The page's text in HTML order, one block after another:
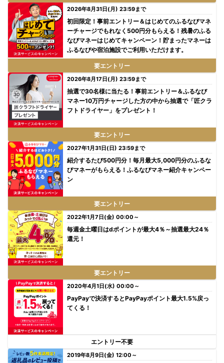
2026年8月31日(月) 23:59まで
初回限定！事前エントリー＆はじめてのふるなびマネ
ーチャージでもれなく500円分もらえる！残暑のふる
なびマネーはじめてキャンペーン！貯まったマネーは
ふるなびや宿泊施設でご利用いただけます。
要エントリー
2026年8月17日(月) 23:59まで
抽選で30名様に当たる！事前エントリー＆ふるなび
マネー10万円チャージした方の中から抽選で「匠クラ
フトドライヤー」をプレゼント！
要エントリー
2027年1月31日(日) 23:59まで
紹介するたび500円分！毎月最大5,000円分のふるな
びマネーがもらえる！ふるなびマネー紹介キャンペー
ン
要エントリー
2022年1月7日(金) 00:00～
毎週金土曜日はdポイントが最大4％～抽選最大24％
還元！
要エントリー
2020年4月1日(水) 00:00～
PayPayで決済するとPayPayポイント最大1.5%戻っ
てくる！
エントリー不要
2019年8月9日(金) 12:00～